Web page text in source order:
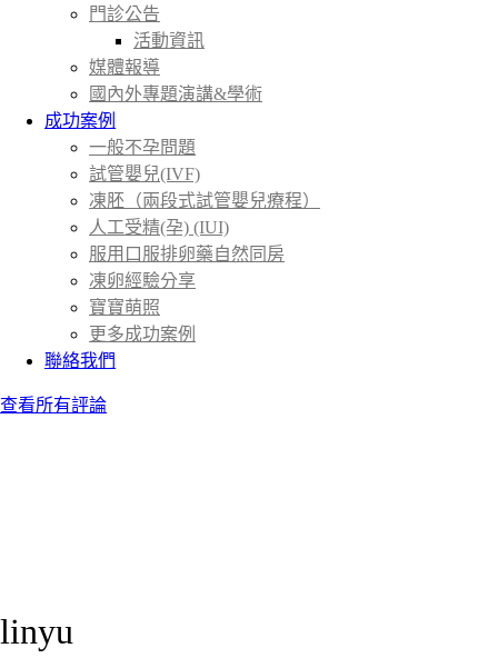
門診公告
活動資訊
媒體報導
國內外專題演講&學術
成功案例
一般不孕問題
試管嬰兒(IVF)
凍胚（兩段式試管嬰兒療程）
人工受精(孕) (IUI)
服用口服排卵藥自然同房
凍卵經驗分享
寶寶萌照
更多成功案例
聯絡我們
查看所有評論
linyu